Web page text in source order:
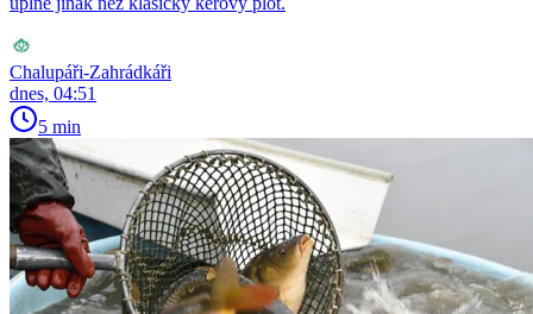
Chalupáři-Zahrádkáři
dnes, 04:51
5 min